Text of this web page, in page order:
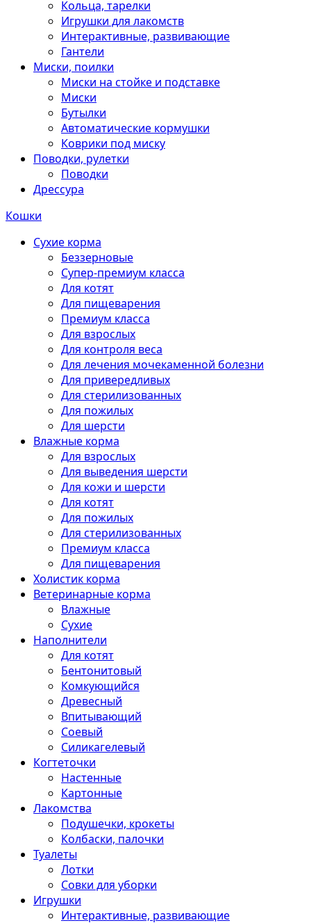
Кольца, тарелки
Игрушки для лакомств
Интерактивные, развивающие
Гантели
Миски, поилки
Миски на стойке и подставке
Миски
Бутылки
Автоматические кормушки
Коврики под миску
Поводки, рулетки
Поводки
Дрессура
Кошки
Сухие корма
Беззерновые
Супер-премиум класса
Для котят
Для пищеварения
Премиум класса
Для взрослых
Для контроля веса
Для лечения мочекаменной болезни
Для привередливых
Для стерилизованных
Для пожилых
Для шерсти
Влажные корма
Для взрослых
Для выведения шерсти
Для кожи и шерсти
Для котят
Для пожилых
Для стерилизованных
Премиум класса
Для пищеварения
Холистик корма
Ветеринарные корма
Влажные
Сухие
Наполнители
Для котят
Бентонитовый
Комкующийся
Древесный
Впитывающий
Соевый
Силикагелевый
Когтеточки
Настенные
Картонные
Лакомства
Подушечки, крокеты
Колбаски, палочки
Туалеты
Лотки
Совки для уборки
Игрушки
Интерактивные, развивающие